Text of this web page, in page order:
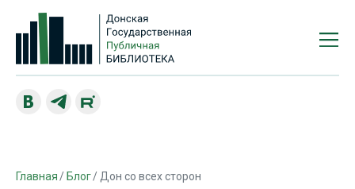
Главная Блог Дон со всех сторон